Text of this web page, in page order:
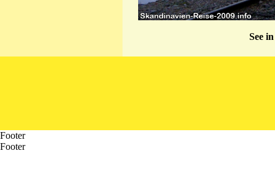
See
Footer
Footer